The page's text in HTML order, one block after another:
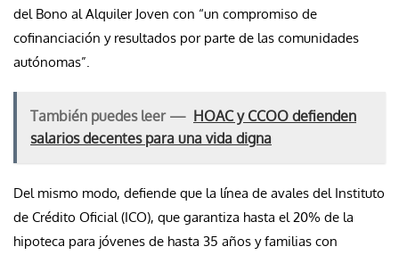
del Bono al Alquiler Joven con “un compromiso de
cofinanciación y resultados por parte de las comunidades
autónomas”.
También puedes leer — HOAC y CCOO defienden
salarios decentes para una vida digna
Del mismo modo, defiende que la línea de avales del Instituto
de Crédito Oficial (ICO), que garantiza hasta el 20% de la
hipoteca para jóvenes de hasta 35 años y familias con